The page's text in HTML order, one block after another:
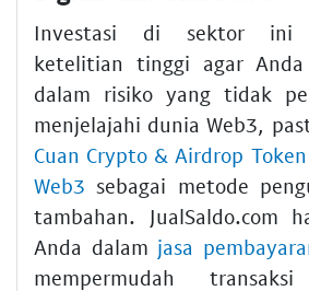
Investasi di sektor ini
ketelitian tinggi agar
dalam risiko yang tidak
menjelajahi dunia Web3,
Cuan Crypto & Airdrop
Web3 sebagai metode
tambahan. JualSaldo.com
Anda dalam jasa
mempermudah